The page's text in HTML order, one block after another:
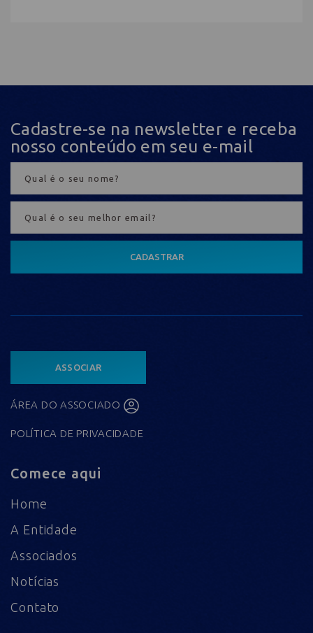
Cadastre-se na newsletter e receba
nosso conteúdo em seu e-mail
CADASTRAR
ASSOCIAR
ÁREA DO ASSOCIADO
POLÍTICA DE PRIVACIDADE
Comece aqui
Home
A Entidade
Associados
Notícias
Contato